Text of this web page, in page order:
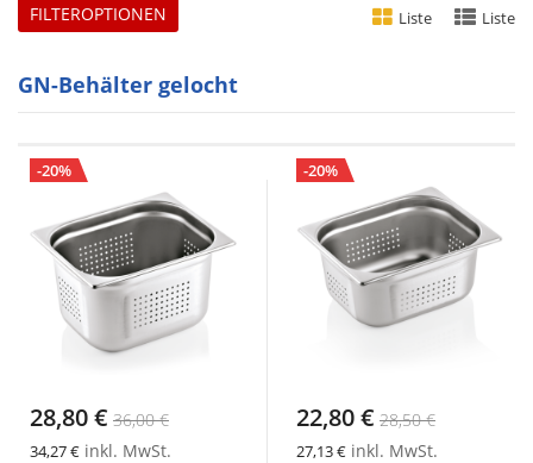
GN-Behälter gelocht
Liste Liste
-20%
28,80 € 36,00 €
34,27 € inkl. MwSt.
-20%
22,80 € 28,50 €
27,13 € inkl. MwSt.
FILTEROPTIONEN